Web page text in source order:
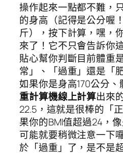
操作起來一點都不難，
的身高（記得是公分喔
斤），按下計算，嘿，
來了！它不只會告訴你
貼心幫你判斷目前體重
常」、「過重」還是「
如果你是身高170公分、
重計算機線上計算出來
22.5，這就是很棒的「
果你的BMI值超過24，
可能就要稍微注意一下
於「過重」了，是不是